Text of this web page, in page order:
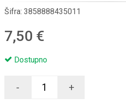
Šifra: 3858888435011
7,50 €
Dostupno
- +